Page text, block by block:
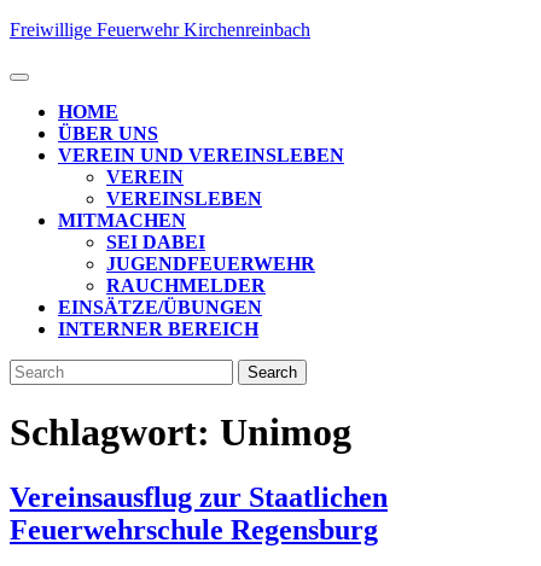
Skip
content
Freiwillige Feuerwehr Kirchenreinbach
Open
ButtonHOME
ÜBER UNS
VEREIN UND VEREINSLEBEN
VEREIN
VEREINSLEBEN
MITMACHEN
SEI DABEI
JUGENDFEUERWEHR
RAUCHMELDER
EINSÄTZE/ÜBUNGEN
INTERNER BEREICH
CLOSE
BUTTON
Search
for:
Schlagwort: Unimog
Vereinsausflug zur Staatlichen
Feuerwehrschule Regensburg